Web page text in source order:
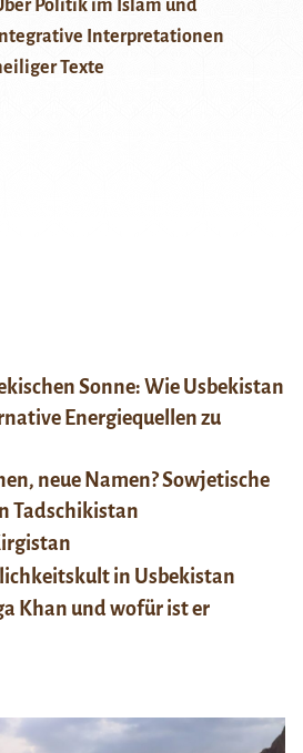
Politik im Islam und
Interpretationen
Texte
Sonne: Wie Usbekistan
Energiequellen zu
neue Namen? Sowjetische
Tadschikistan
in Usbekistan
Khan und wofür ist er